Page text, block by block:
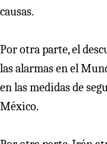
causas.
Por otra parte, el
las alarmas en el
en las medidas de
México.